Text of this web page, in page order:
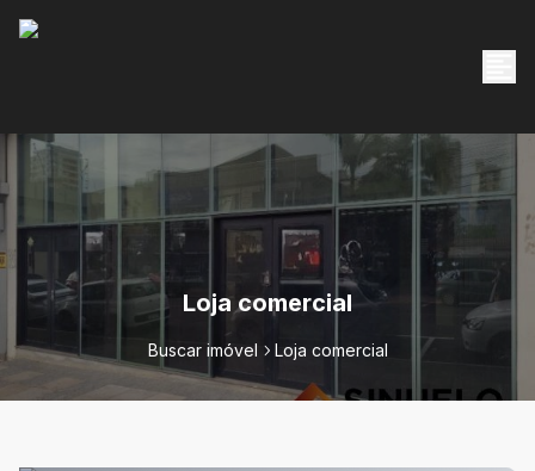
Loja comercial
Buscar imóvel Loja comercial